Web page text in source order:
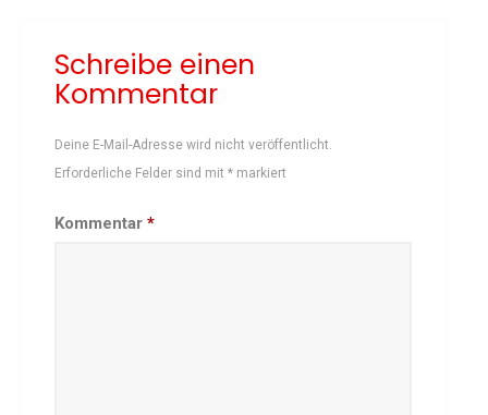
Schreibe einen
Kommentar
Deine E-Mail-Adresse wird nicht veröffentlicht.
Erforderliche Felder sind mit * markiert
Kommentar *